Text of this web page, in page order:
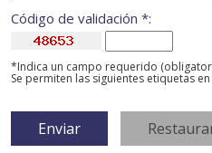
Código de validación *:
*Indica un campo requerido
Se permiten las siguientes etiquetas